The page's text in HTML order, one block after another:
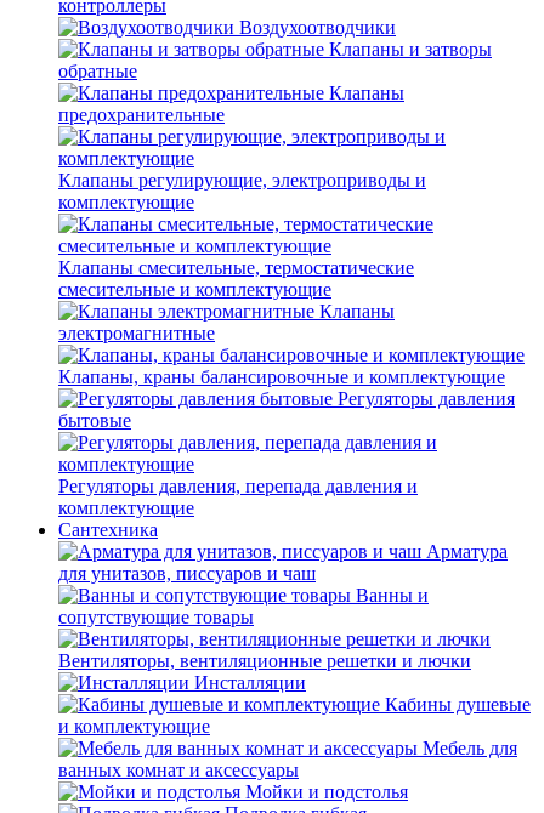
контроллеры
Воздухоотводчики
Клапаны и затворы
обратные
Клапаны
предохранительные
Клапаны регулирующие, электроприводы и
комплектующие
Клапаны смесительные, термостатические
смесительные и комплектующие
Клапаны
электромагнитные
Клапаны, краны балансировочные и комплектующие
Регуляторы давления
бытовые
Регуляторы давления, перепада давления и
комплектующие
Сантехника
Арматура
для унитазов, писсуаров и чаш
Ванны и
сопутствующие товары
Вентиляторы, вентиляционные решетки и лючки
Инсталляции
Кабины душевые
и комплектующие
Мебель для
ванных комнат и аксессуары
Мойки и подстолья